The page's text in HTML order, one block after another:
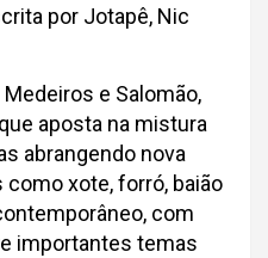
por Jotapê, Nic
e Salomão,
aposta na mistura
abrangendo nova
xote, forró, baião
com
importantes temas